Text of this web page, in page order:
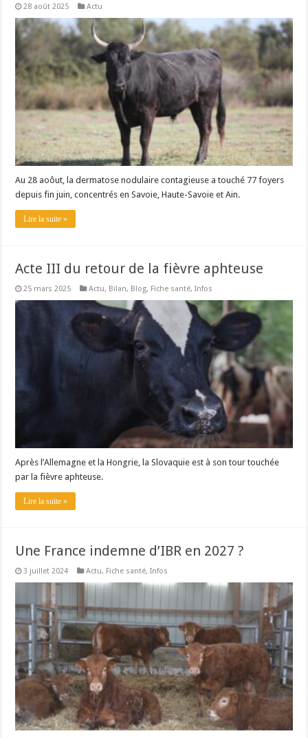
Un été fructueux pour Lactalis
28 août 2025 Actu
Au 28 aoôut, la dermatose nodulaire contagieuse a touché 77 foyers
depuis fin juin, concentrés en Savoie, Haute-Savoie et Ain.
Lire la suite »
Acte III du retour de la fièvre aphteuse
25 mars 2025 Actu, Bilan, Blog, Fiche santé,Infos
Après l’Allemagne et la Hongrie, la Slovaquie est à son tour touchée
par la fièvre aphteuse.
Lire la suite »
Une France indemne d’IBR en 2027 ?
3 juillet 2024 Actu, Fiche santé,Infos